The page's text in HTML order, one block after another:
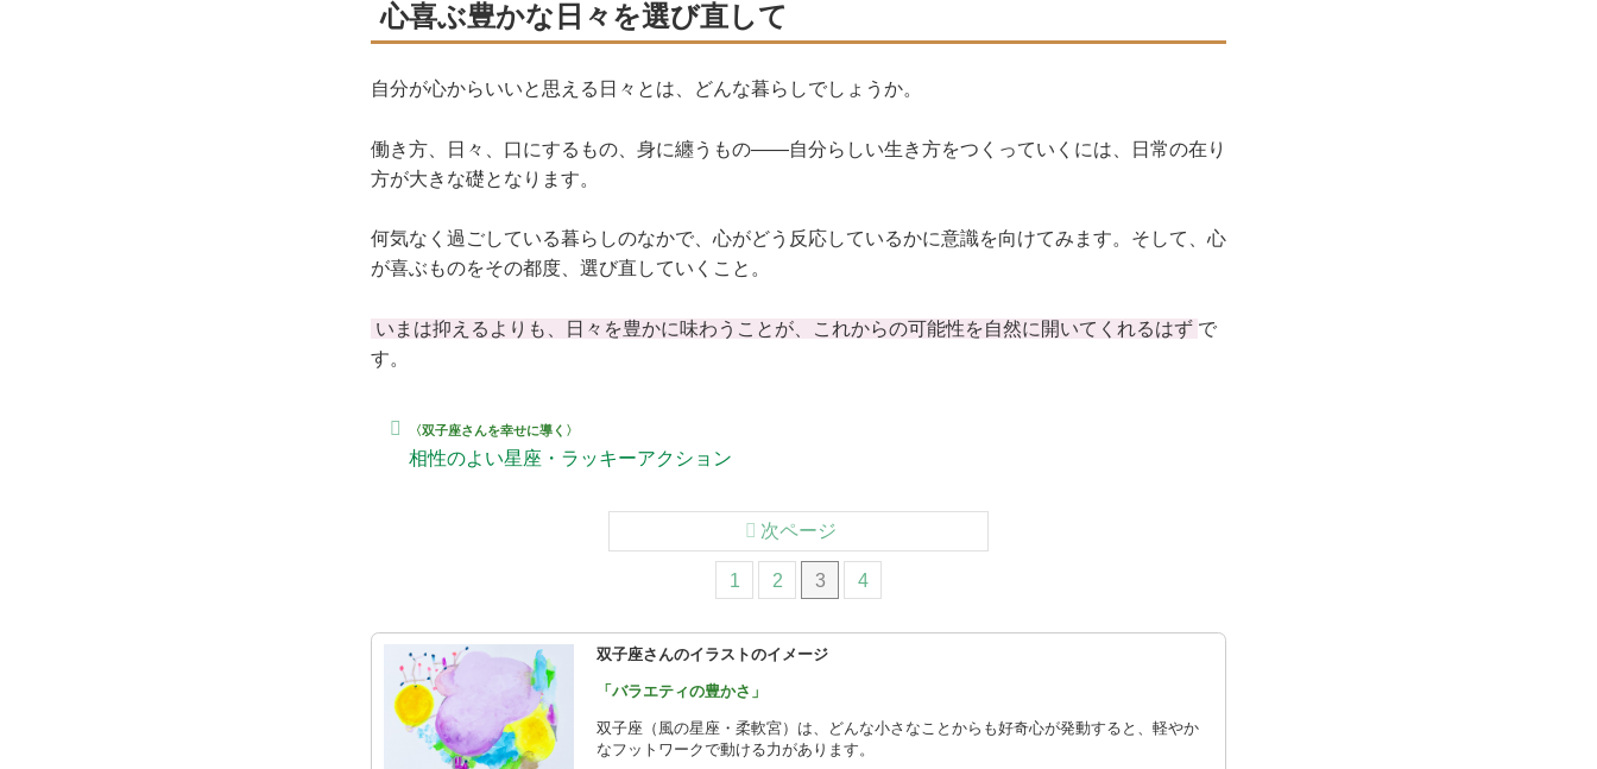
心喜ぶ豊かな日々を選び直して
自分が心からいいと思える日々とは、どんな暮らしでしょうか。
働き方、日々、口にするもの、身に纏うもの——自分らしい生き方をつくっていくには、日常の在り
方が大きな礎となります。
何気なく過ごしている暮らしのなかで、心がどう反応しているかに意識を向けてみます。そして、心
が喜ぶものをその都度、選び直していくこと。
いまは抑えるよりも、日々を豊かに味わうことが、これからの可能性を自然に開いてくれるはず で
す。
〈双子座さんを幸せに導く〉
相性のよい星座・ラッキーアクション
1 2 3 4
次ページ
双子座さんのイラストのイメージ
「バラエティの豊かさ」
双子座（風の星座・柔軟宮）は、どんな小さなことからも好奇心が発動すると、軽やか
なフットワークで動ける力があります。